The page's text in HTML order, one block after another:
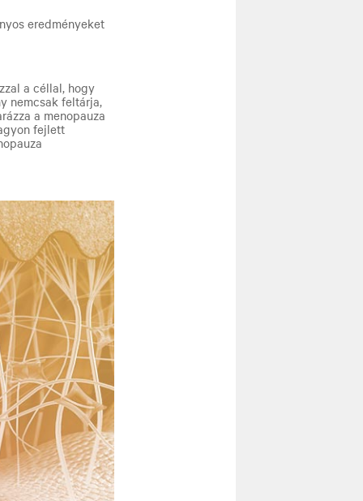
eredményeket
a céllal, hogy
nemcsak feltárja,
a menopauza
fejlett